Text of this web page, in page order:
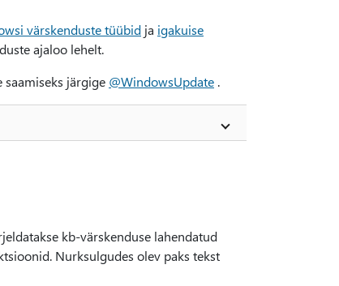
värskenduste tüübid ja igakuise
ajaloo lehelt.
järgige @WindowsUpdate .
kb-värskenduse lahendatud
Nurksulgudes olev paks tekst